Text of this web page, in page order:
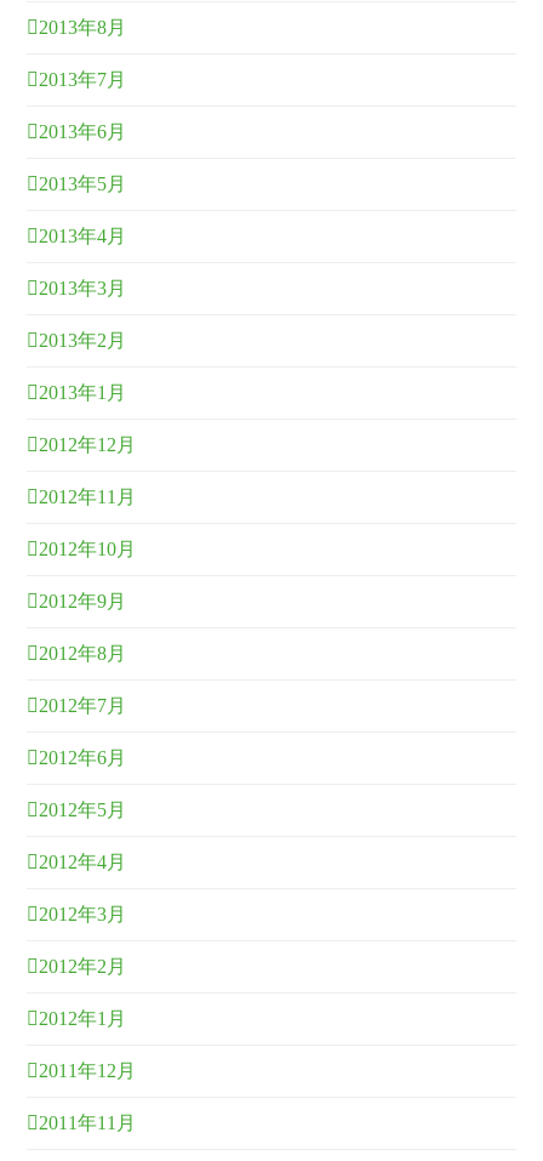
2013年8月
2013年7月
2013年6月
2013年5月
2013年4月
2013年3月
2013年2月
2013年1月
2012年12月
2012年11月
2012年10月
2012年9月
2012年8月
2012年7月
2012年6月
2012年5月
2012年4月
2012年3月
2012年2月
2012年1月
2011年12月
2011年11月